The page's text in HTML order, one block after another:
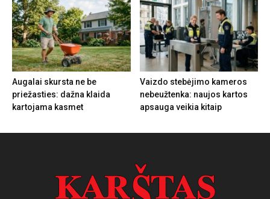
Augalai skursta ne be
priežasties: dažna klaida
kartojama kasmet
Vaizdo stebėjimo kameros
nebeužtenka: naujos kartos
apsauga veikia kitaip